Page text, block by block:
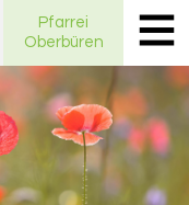
Pfarrei
Oberbüren